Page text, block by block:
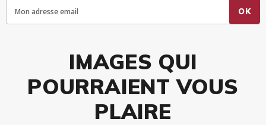
OK
IMAGES QUI
POURRAIENT VOUS
PLAIRE